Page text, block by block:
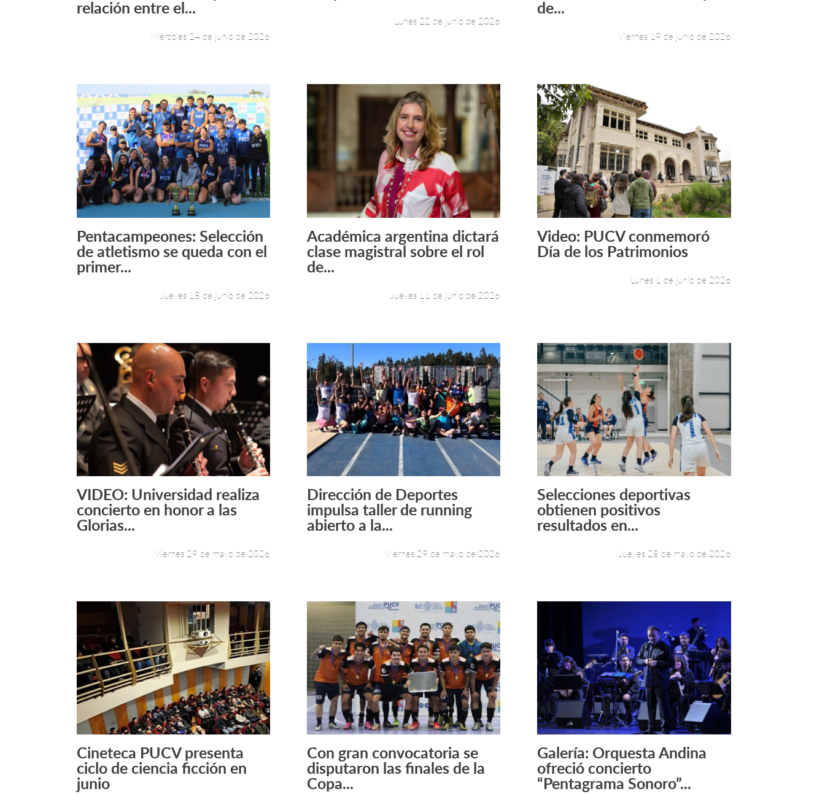
relación entre el...
Miércoles 24 de junio de 2026
Lunes 22 de junio de 2026
de...
Viernes 19 de junio de 2026
Leer más +
Pentacampeones: Selección
de atletismo se queda con el
primer...
Jueves 18 de junio de 2026
Leer más +
Académica argentina dictará
clase magistral sobre el rol
de...
Jueves 11 de junio de 2026
Leer más +
Video: PUCV conmemoró
Día de los Patrimonios
Lunes 1 de junio de 2026
Leer más +
VIDEO: Universidad realiza
concierto en honor a las
Glorias...
Viernes 29 de mayo de 2026
Leer más +
Dirección de Deportes
impulsa taller de running
abierto a la...
Viernes 29 de mayo de 2026
Leer más +
Selecciones deportivas
obtienen positivos
resultados en...
Jueves 28 de mayo de 2026
Leer más +
Cineteca PUCV presenta
ciclo de ciencia ficción en
junio
Leer más +
Con gran convocatoria se
disputaron las finales de la
Copa...
Leer más +
Galería: Orquesta Andina
ofreció concierto
“Pentagrama Sonoro”...